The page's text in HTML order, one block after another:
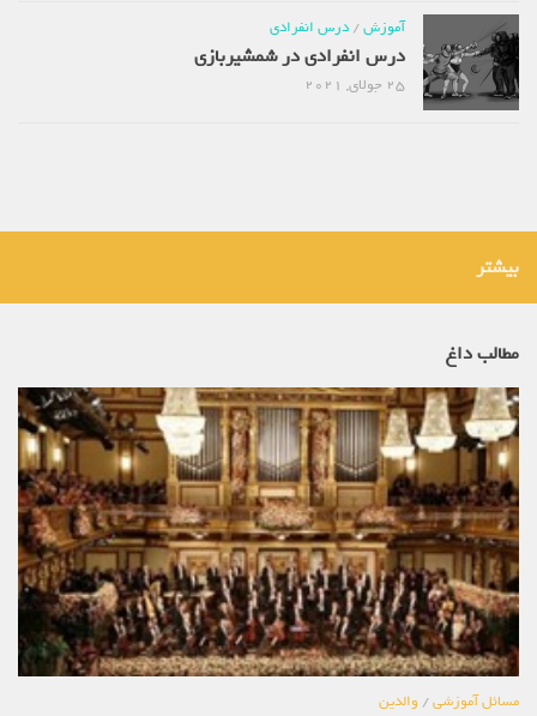
آموزش/درس انفرادی
درس انفرادی در شمشیربازی
بیشتر
مطالب داغ
مسائل آموزشی/والدین